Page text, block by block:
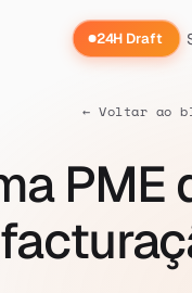
24H Draft
← Voltar ao